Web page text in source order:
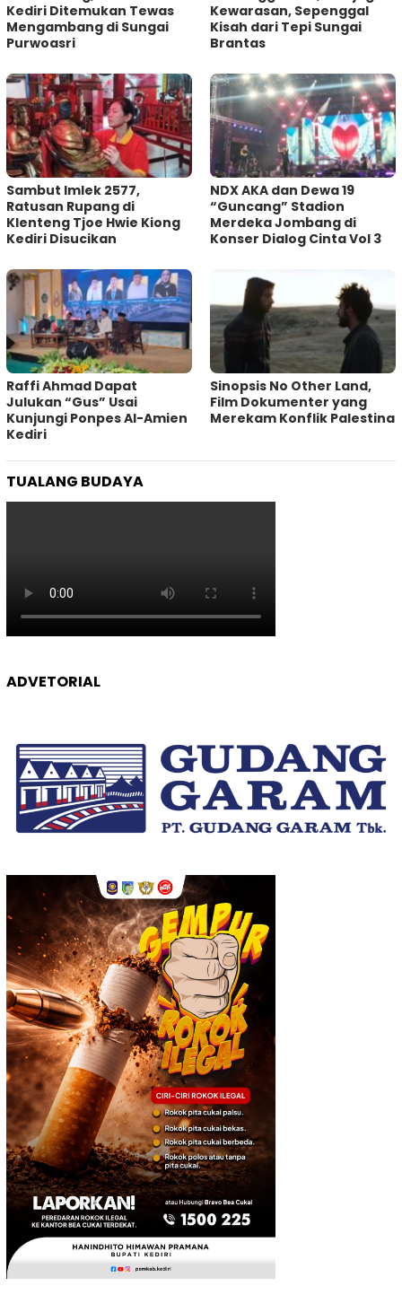
Kediri Ditemukan Tewas
Mengambang di Sungai
Purwoasri
Kewarasan, Sepenggal
Kisah dari Tepi Sungai
Brantas
Sambut Imlek 2577,
Ratusan Rupang di
Klenteng Tjoe Hwie Kiong
Kediri Disucikan
NDX AKA dan Dewa 19
“Guncang” Stadion
Merdeka Jombang di
Konser Dialog Cinta Vol 3
Raffi Ahmad Dapat
Julukan “Gus” Usai
Kunjungi Ponpes Al-Amien
Kediri
Sinopsis No Other Land,
Film Dokumenter yang
Merekam Konflik Palestina
TUALANG BUDAYA
ADVETORIAL